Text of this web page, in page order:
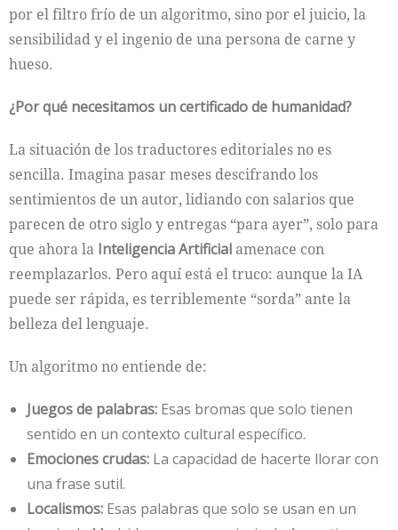
por el filtro frío de un algoritmo, sino por el juicio, la
sensibilidad y el ingenio de una persona de carne y
hueso.
¿Por qué necesitamos un certificado de humanidad?
La situación de los traductores editoriales no es
sencilla. Imagina pasar meses descifrando los
sentimientos de un autor, lidiando con salarios que
parecen de otro siglo y entregas “para ayer”, solo para
que ahora la Inteligencia Artificial amenace con
reemplazarlos. Pero aquí está el truco: aunque la IA
puede ser rápida, es terriblemente “sorda” ante la
belleza del lenguaje.
Un algoritmo no entiende de:
Juegos de palabras: Esas bromas que solo tienen
sentido en un contexto cultural específico.
Emociones crudas: La capacidad de hacerte llorar con
una frase sutil.
Localismos: Esas palabras que solo se usan en un